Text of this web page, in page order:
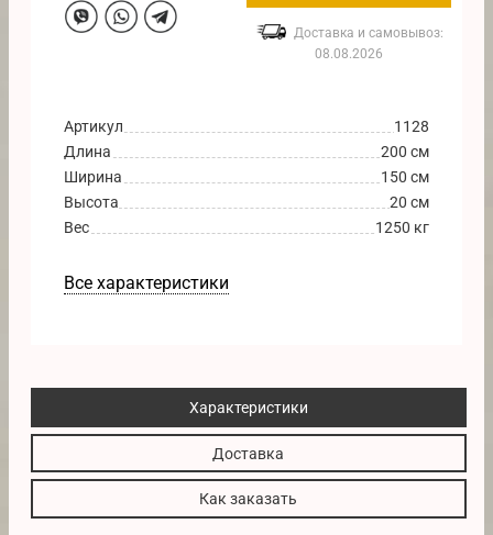
Доставка и самовывоз:
08.08.2026
Артикул
1128
Длина
200 см
Ширина
150 см
Высота
20 см
Вес
1250 кг
Все характеристики
Характеристики
Доставка
Как заказать